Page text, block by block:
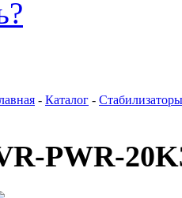
- Каталог -
PWR-